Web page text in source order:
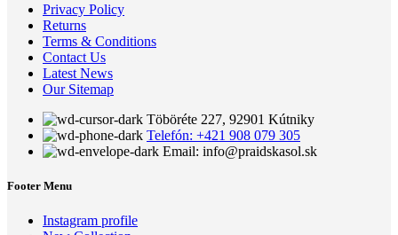
Privacy Policy
Returns
Terms & Conditions
Contact Us
Latest News
Our Sitemap
Töböréte 227, 92901 Kútniky
Telefón: +421 908 079 305
Email: info@praidskasol.sk
Footer Menu
Instagram profile